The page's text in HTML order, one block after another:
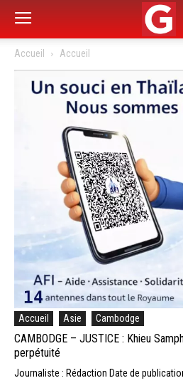
Accueil Accueil
Accueil Asie Cambodge
CAMBODGE – JUSTICE : Khieu
perpétuité
Journaliste : Rédaction Date de